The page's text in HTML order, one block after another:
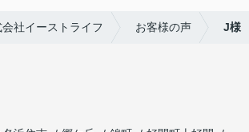
社イーストライフ お客様の声 J様